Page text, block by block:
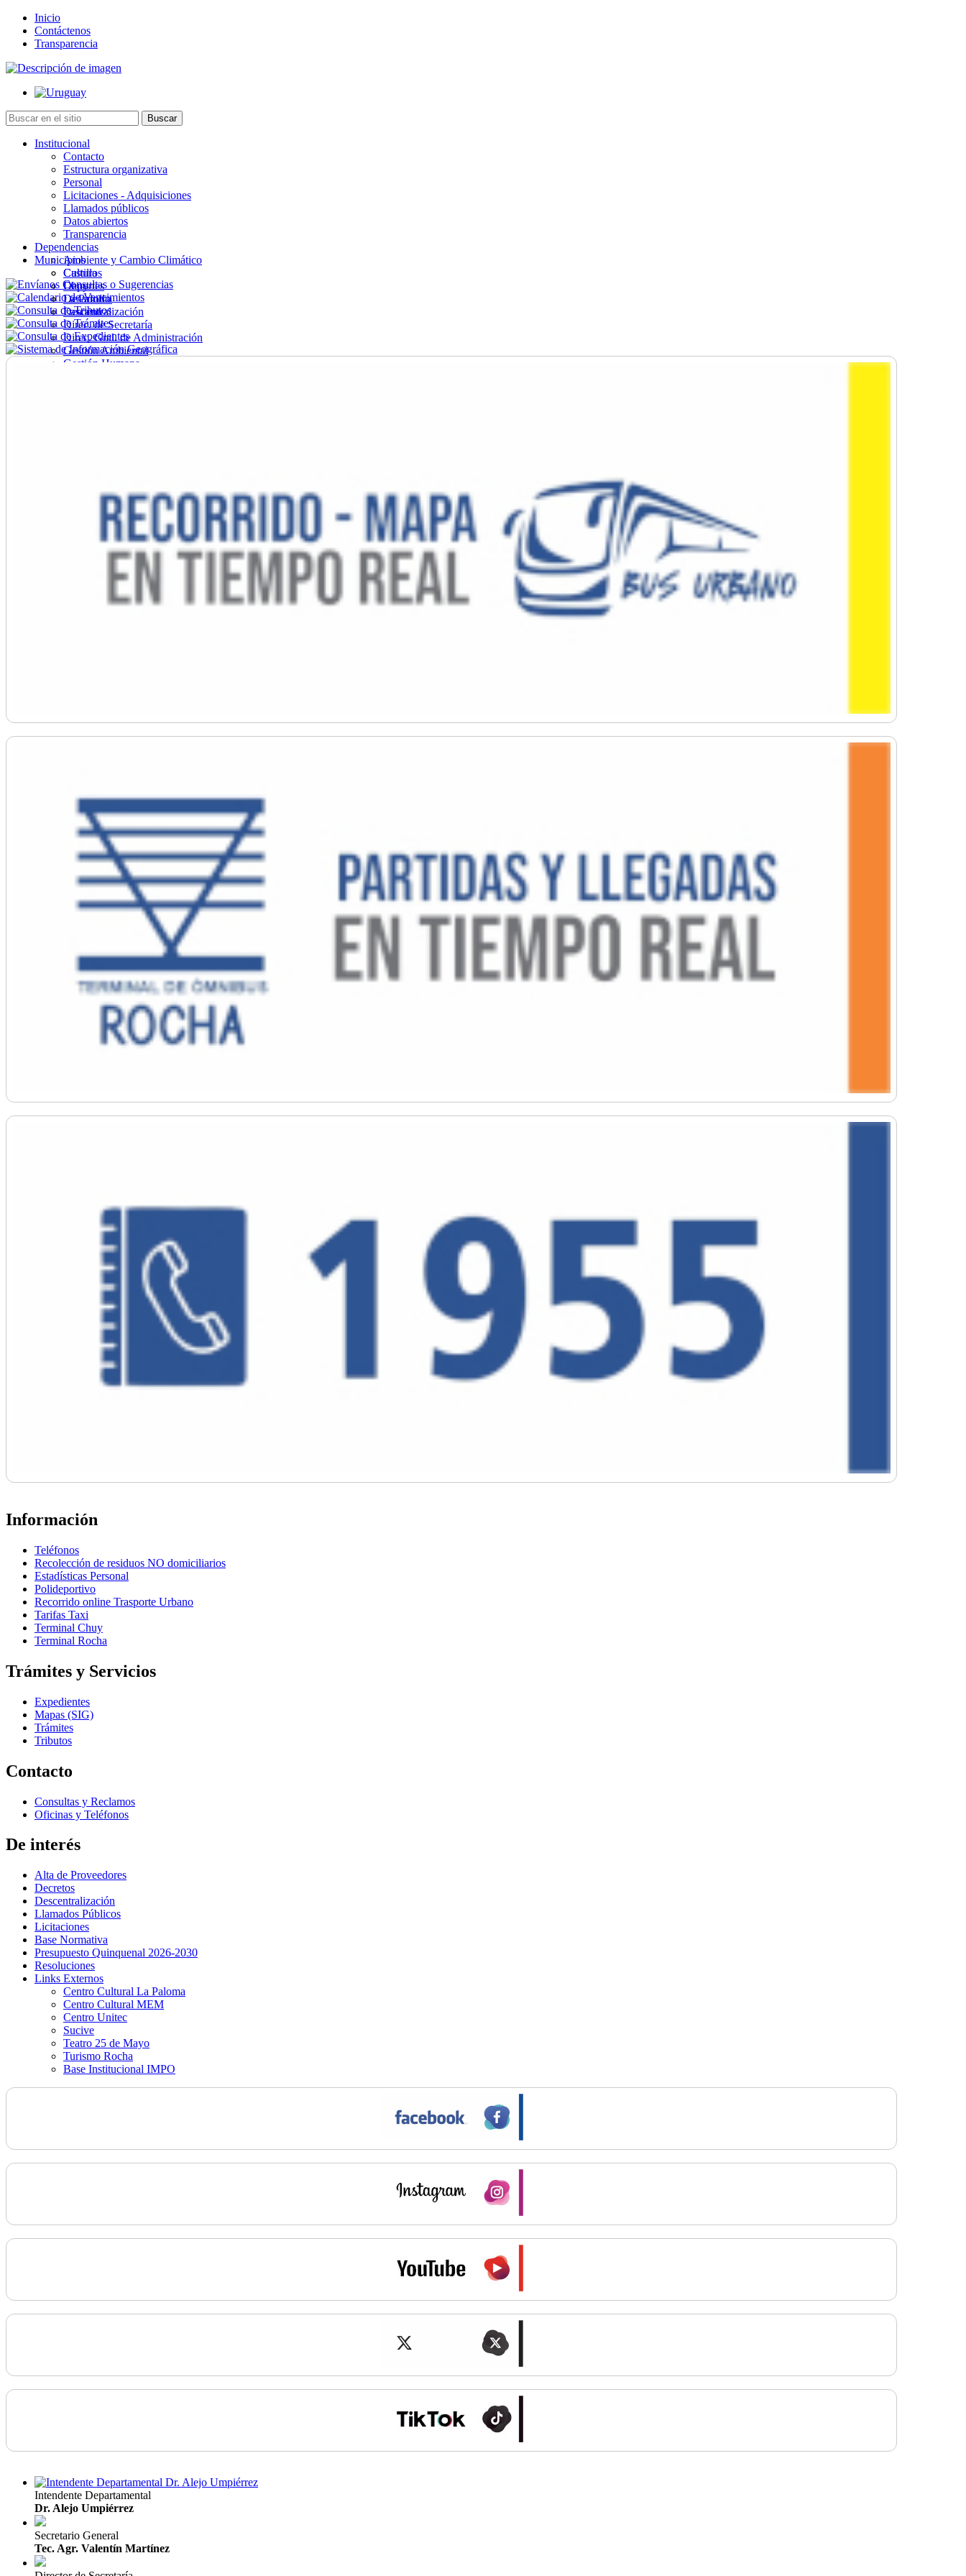
Inicio
Contáctenos
Transparencia
Institucional
Contacto
Estructura organizativa
Personal
Licitaciones - Adquisiciones
Llamados públicos
Datos abiertos
Transparencia
Dependencias
Ambiente y Cambio Climático
Cultura
Deportes
Desarrollo
Descentralización
Direc. de Secretaría
Direc. Gral. de Administración
Gestión Ambiental
Gestión Humana
Municipios
Castillos
Chuy
La Paloma
Lascano
Información
Teléfonos
Recolección de residuos NO domiciliarios
Estadísticas Personal
Polideportivo
Recorrido online Trasporte Urbano
Tarifas Taxi
Terminal Chuy
Terminal Rocha
Trámites y Servicios
Expedientes
Mapas (SIG)
Trámites
Tributos
Contacto
Consultas y Reclamos
Oficinas y Teléfonos
De interés
Alta de Proveedores
Decretos
Descentralización
Llamados Públicos
Licitaciones
Base Normativa
Presupuesto Quinquenal 2026-2030
Resoluciones
Links Externos
Centro Cultural La Paloma
Centro Cultural MEM
Centro Unitec
Sucive
Teatro 25 de Mayo
Turismo Rocha
Base Institucional IMPO
Intendente Departamental
Dr. Alejo Umpiérrez
Secretario General
Tec. Agr. Valentín Martínez